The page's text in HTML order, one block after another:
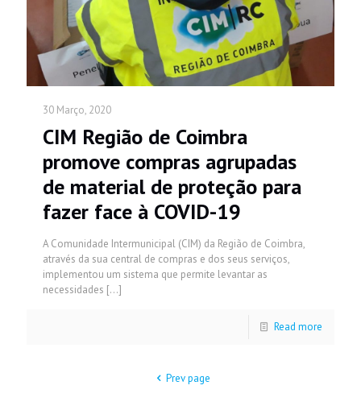
30 Março, 2020
CIM Região de Coimbra
promove compras agrupadas
de material de proteção para
fazer face à COVID-19
A Comunidade Intermunicipal (CIM) da Região de Coimbra,
através da sua central de compras e dos seus serviços,
implementou um sistema que permite levantar as
necessidades […]
Read more
Prev page